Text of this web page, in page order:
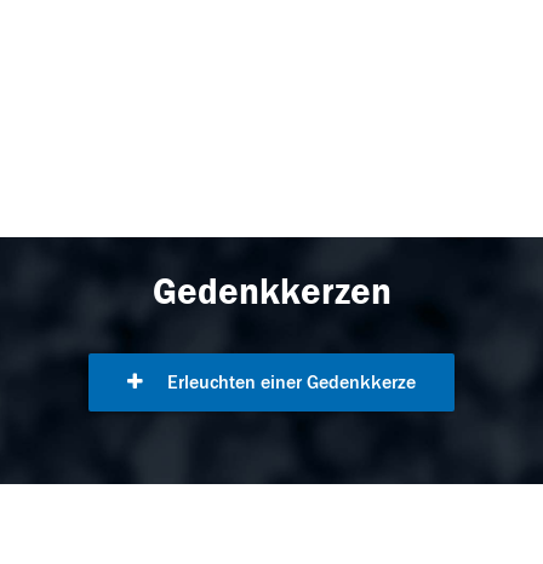
Gedenkkerzen
Erleuchten einer Gedenkkerze